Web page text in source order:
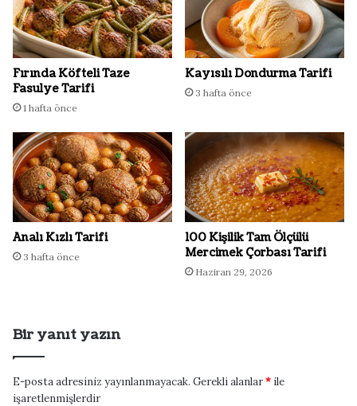
Fırında Köfteli Taze
Fasulye Tarifi
1 hafta önce
Kayısılı Dondurma Tarifi
3 hafta önce
Analı Kızlı Tarifi
3 hafta önce
100 Kişilik Tam Ölçülü
Mercimek Çorbası Tarifi
Haziran 29, 2026
Bir yanıt yazın
E-posta adresiniz yayınlanmayacak. Gerekli alanlar* ile
işaretlenmişlerdir